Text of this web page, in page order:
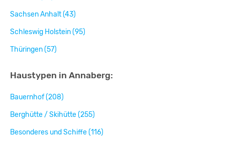
Sachsen Anhalt (43)
Schleswig Holstein (95)
Thüringen (57)
Haustypen in Annaberg:
Bauernhof (208)
Berghütte / Skihütte (255)
Besonderes und Schiffe (116)